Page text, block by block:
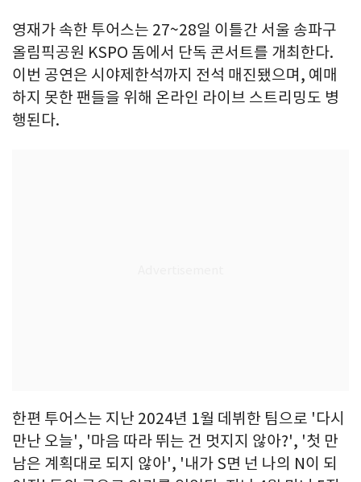
영재가 속한 투어스는 27~28일 이틀간 서울 송파구
올림픽공원 KSPO 돔에서 단독 콘서트를 개최한다.
이번 공연은 시야제한석까지 전석 매진됐으며, 예매
하지 못한 팬들을 위해 온라인 라이브 스트리밍도 병
행된다.
한편 투어스는 지난 2024년 1월 데뷔한 팀으로 '다시
만난 오늘', '마음 따라 뛰는 건 멋지지 않아?', '첫 만
남은 계획대로 되지 않아', '내가 S면 넌 나의 N이 되